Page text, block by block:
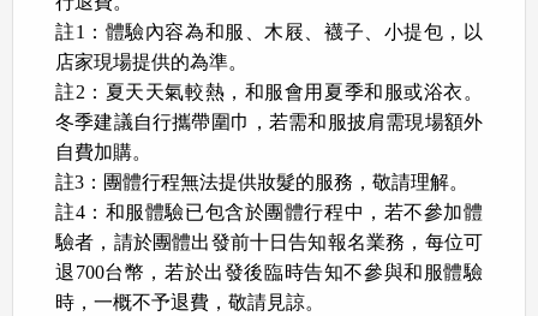
註1：體驗內容為和服、木屐、襪子、小提包，以
店家現場提供的為準。
註2：夏天天氣較熱，和服會用夏季和服或浴衣。
冬季建議自行攜帶圍巾，若需和服披肩需現場額外
自費加購。
註3：團體行程無法提供妝髮的服務，敬請理解。
註4：和服體驗已包含於團體行程中，若不參加體
驗者，請於團體出發前十日告知報名業務，每位可
退700台幣，若於出發後臨時告知不參與和服體驗
時，一概不予退費，敬請見諒。